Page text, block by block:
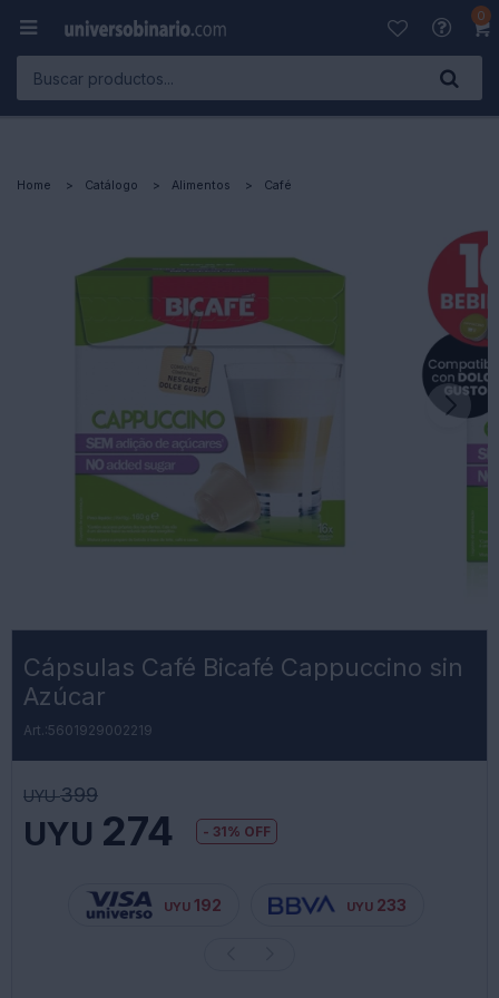
0

Home Catálogo Alimentos Café
Cápsulas Café Bicafé Cappuccino sin
Azúcar
5601929002219
UYU 274
UYU 399
31
UYU 192 UYU 233